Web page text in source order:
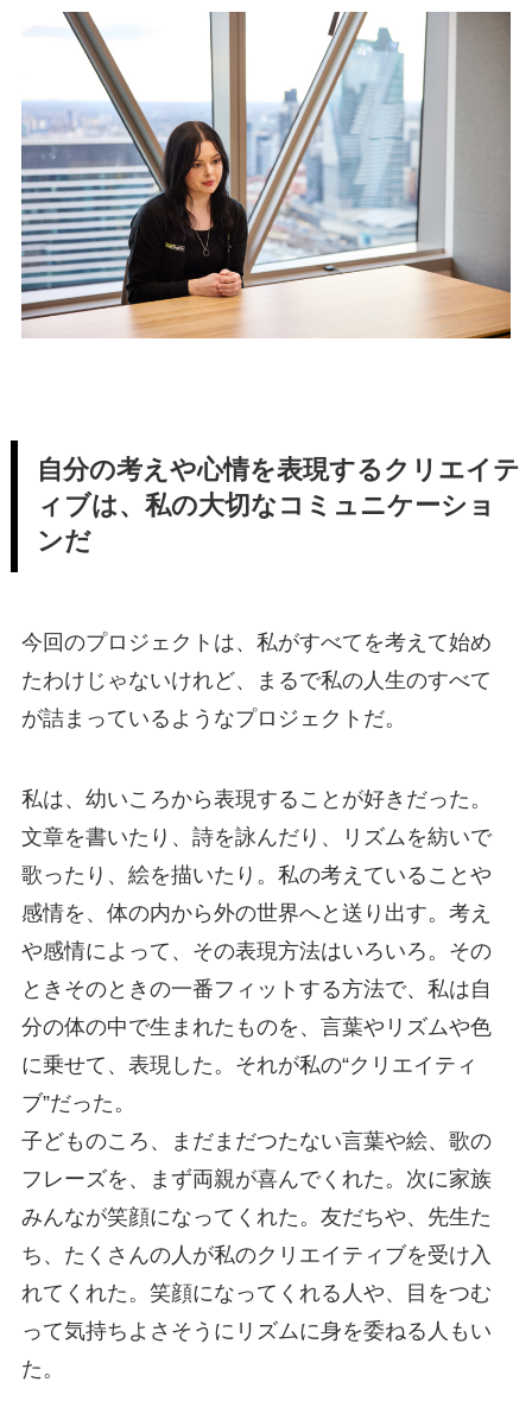
自分の考えや心情を表現するクリエイテ
ィブは、私の大切なコミュニケーショ
ンだ
今回のプロジェクトは、私がすべてを考えて始め
たわけじゃないけれど、まるで私の人生のすべて
が詰まっているようなプロジェクトだ。
私は、幼いころから表現することが好きだった。
文章を書いたり、詩を詠んだり、リズムを紡いで
歌ったり、絵を描いたり。私の考えていることや
感情を、体の内から外の世界へと送り出す。考え
や感情によって、その表現方法はいろいろ。その
ときそのときの一番フィットする方法で、私は自
分の体の中で生まれたものを、言葉やリズムや色
に乗せて、表現した。それが私の“クリエイティ
ブ”だった。
子どものころ、まだまだつたない言葉や絵、歌の
フレーズを、まず両親が喜んでくれた。次に家族
みんなが笑顔になってくれた。友だちや、先生た
ち、たくさんの人が私のクリエイティブを受け入
れてくれた。笑顔になってくれる人や、目をつむ
って気持ちよさそうにリズムに身を委ねる人もい
た。